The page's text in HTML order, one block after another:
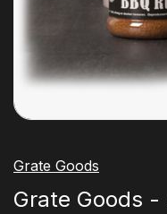
Grate Goods
Grate Goods -